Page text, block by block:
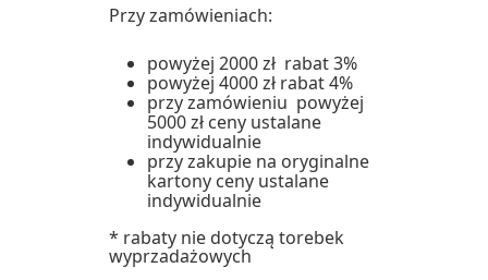
Przy zamówieniach:
powyżej 2000 zł rabat 3%
powyżej 4000 zł rabat 4%
przy zamówieniu powyżej
5000 zł ceny ustalane
indywidualnie
przy zakupie na oryginalne
kartony ceny ustalane
indywidualnie
* rabaty nie dotyczą torebek
wyprzadażowych